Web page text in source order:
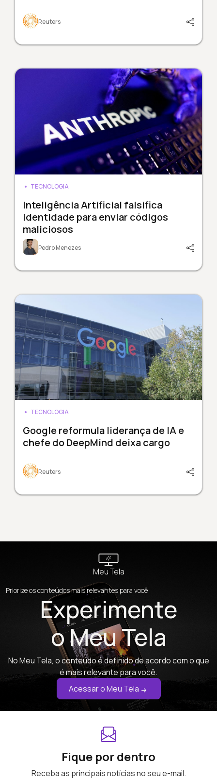
Reuters
TECNOLOGIA
Inteligência Artificial falsifica
identidade para enviar códigos
maliciosos
Pedro Menezes
TECNOLOGIA
Google reformula liderança de IA e
chefe do DeepMind deixa cargo
Reuters
Meu Tela
Priorize os conteúdos mais relevantes para você
Experimente
o Meu Tela
No Meu Tela, o conteúdo é definido de acordo com o que
é mais relevante para você.
Acessar o Meu Tela
Fique por dentro
Receba as principais notícias no seu e-mail.